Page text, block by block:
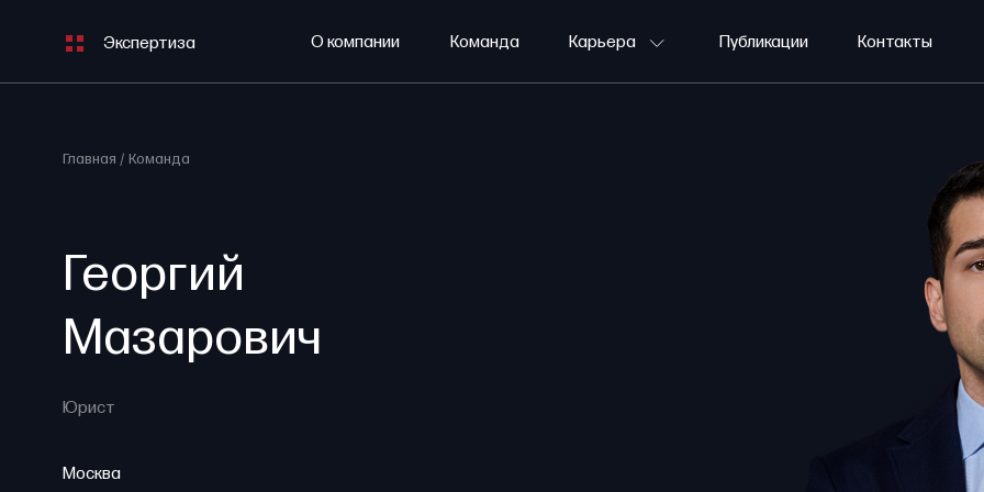
Экспертиза О компании Команда Карьера Публикации Контакты
Главная Команда
Георгий
Мазарович
Юрист
Москва